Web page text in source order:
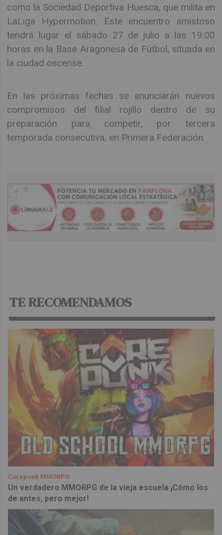
como la Sociedad Deportiva Huesca, que milita en
LaLiga Hypermotion. Este encuentro amistoso
tendrá lugar el sábado 27 de julio a las 19:00
horas en la Base Aragonesa de Fútbol, situada en
la ciudad oscense.
En las próximas fechas se anunciarán nuevos
compromisos del filial rojillo dentro de su
preparación para competir, por tercera
temporada consecutiva, en Primera Federación
TE RECOMENDAMOS
Corepunk MMORPG
Un verdadero MMORPG de la vieja escuela ¡Cómo los
de antes, pero mejor!